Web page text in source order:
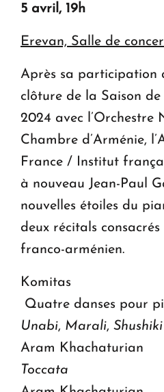
5 avril, 19h
Erevan, Salle de
Après sa participation
clôture de la Saison
2024 avec l’Orchestre
Chambre d’Arménie,
France / Institut
à nouveau Jean-Paul
nouvelles étoiles du
deux récitals
franco-arménien.
Quatre danses pour
Unabi, Marali, Shushiki
Aram
Toccata